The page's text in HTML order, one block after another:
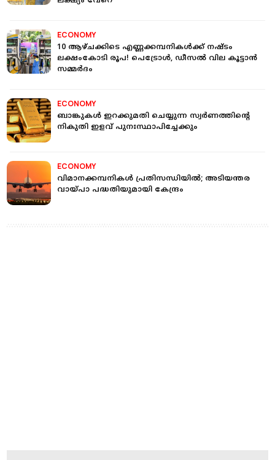
ECONOMY
10 ആഴ്ചക്കിടെ എണ്ണക്കമ്പനികള്‍ക്ക് നഷ്ടം
ലക്ഷംകോടി രൂപ! പെട്രോള്‍, ഡീസല്‍ വില കൂട്ടാന്‍
സമ്മര്‍ദം
ECONOMY
ബാങ്കുകള്‍ ഇറക്കുമതി ചെയ്യുന്ന സ്വര്‍ണത്തിന്റെ
നികുതി ഇളവ് പുനഃസ്ഥാപിച്ചേക്കും
ECONOMY
വിമാനക്കമ്പനികള്‍ പ്രതിസന്ധിയില്‍; അടിയന്തര
വായ്പാ പദ്ധതിയുമായി കേന്ദ്രം